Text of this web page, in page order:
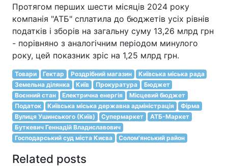
Протягом перших шести місяців 2024 року
компанія "АТБ" сплатила до бюджетів усіх рівнів
податків і зборів на загальну суму 13,26 млрд грн
- порівняно з аналогічним періодом минулого
року, цей показник зріс на 1,25 млрд грн.
Товари Гектар Роздрібний магазин
Київська міська рада
Земельна ділянка
Київ Прокуратура
Бюджет
Воєнний стан
Електрична енергія
Місцевий бюджет
Податок
Київська міська державна адміністрація
Фірма
Вулиця Ушинського (Київ)
Супермаркет
АТБ-Маркет
Буткевич Геннадій Владиславович
Господарський суд міста Києва
Солом'янський район
Related posts